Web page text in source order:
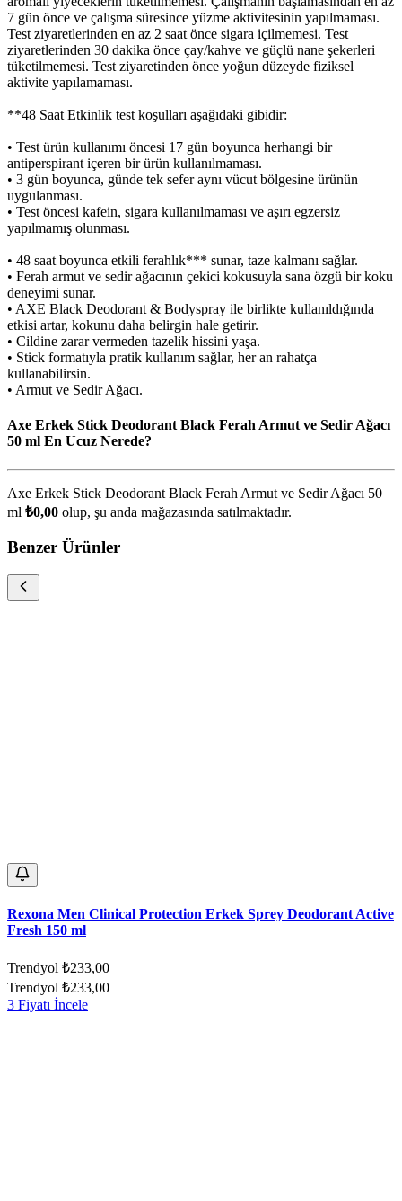
7 gün önce ve çalışma süresince yüzme aktivitesinin yapılmaması.
Test ziyaretlerinden en az 2 saat önce sigara içilmemesi. Test
ziyaretlerinden 30 dakika önce çay/kahve ve güçlü nane şekerleri
tüketilmemesi. Test ziyaretinden önce yoğun düzeyde fiziksel
aktivite yapılamaması.
**48 Saat Etkinlik test koşulları aşağıdaki gibidir:
• Test ürün kullanımı öncesi 17 gün boyunca herhangi bir
antiperspirant içeren bir ürün kullanılmaması.
• 3 gün boyunca, günde tek sefer aynı vücut bölgesine ürünün
uygulanması.
• Test öncesi kafein, sigara kullanılmaması ve aşırı egzersiz
yapılmamış olunması.
• 48 saat boyunca etkili ferahlık*** sunar, taze kalmanı sağlar.
• Ferah armut ve sedir ağacının çekici kokusuyla sana özgü bir koku
deneyimi sunar.
• AXE Black Deodorant & Bodyspray ile birlikte kullanıldığında
etkisi artar, kokunu daha belirgin hale getirir.
• Cildine zarar vermeden tazelik hissini yaşa.
• Stick formatıyla pratik kullanım sağlar, her an rahatça
kullanabilirsin.
• Armut ve Sedir Ağacı.
Axe Erkek Stick Deodorant Black Ferah Armut ve Sedir Ağacı
50 ml En Ucuz Nerede?
Axe Erkek Stick Deodorant Black Ferah Armut ve Sedir Ağacı 50
ml ₺0,00 olup, şu anda mağazasında satılmaktadır.
Benzer Ürünler
Rexona Men Clinical Protection Erkek Sprey Deodorant Active
Fresh 150 ml
Trendyol ₺233,00
Trendyol ₺233,00
3 Fiyatı İncele